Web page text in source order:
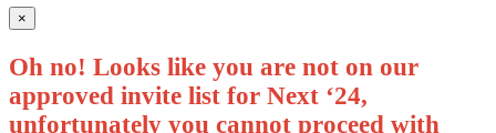
×
Oh no! Looks like you are not on our
approved invite list for Next ‘24,
unfortunately you cannot proceed with